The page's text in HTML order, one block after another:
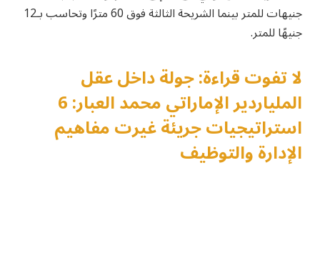
جنيهات للمتر بينما الشريحة الثالثة فوق 60 مترًا وتحاسب بـ12
جنيهًا للمتر.
لا تفوت قراءة: جولة داخل عقل
الملياردير الإماراتي محمد العبار: 6
استراتيجيات جريئة غيرت مفاهيم
الإدارة والتوظيف